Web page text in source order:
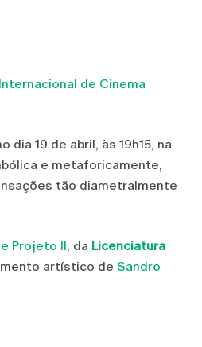
de Cinema
19 de abril, às 19h15, na
e metaforicamente,
tão diametralmente
Projeto II, da Licenciatura
artístico de Sandro